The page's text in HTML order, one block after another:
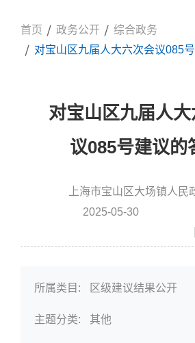
首页 政务公开
综合政务
对宝山区九届人大六次会议085
对宝山区九届人
议085号建议的
上海市宝山区大场镇人民
2025-05-30
所属类目: 区级建议结果公开
主题分类: 其他